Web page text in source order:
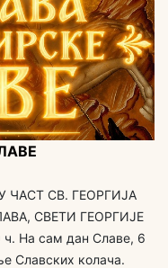
СВ. ГЕОРГИЈА
СВЕТИ ГЕОРГИЈЕ
ч. На сам дан Славе, 6
Славских колача.